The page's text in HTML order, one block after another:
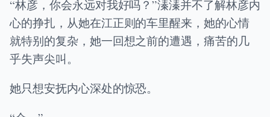
“林彦，你会永远对我好吗？”溱溱并不了解林彦内
心的挣扎，从她在江正则的车里醒来，她的心情
就特别的复杂，她一回想之前的遭遇，痛苦的几
乎失声尖叫。
她只想安抚内心深处的惊恐。